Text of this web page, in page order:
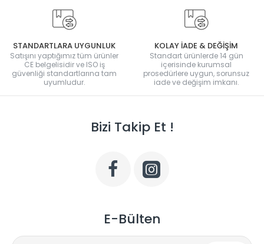
STANDARTLARA UYGUNLUK
Satışını yaptığımız tüm ürünler
CE belgelisidir ve ISO iş
güvenliği standartlarına tam
uyumludur.
KOLAY İADE & DEĞİŞİM
Standart ürünlerde 14 gün
içerisinde kurumsal
prosedürlere uygun, sorunsuz
iade ve değişim imkanı.
Bizi Takip Et !
E-Bülten